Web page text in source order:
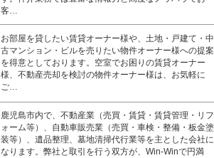
客…
お部屋を貸したい賃貸オーナー様や、土地・戸建て・中
古マンション・ビルを売りたい物件オーナー様への提案
を得意としております。空室でお困りの賃貸オーナー
様、不動産売却を検討の物件オーナー様は、お気軽に
ご…
鹿児島市内で、不動産業（売買・賃貸・賃貸管理・リフ
ォーム等）、自動車販売業（売買・車検・整備・板金塗
装等）、遺品整理、墓地清掃代行業等を主とした会社に
なります。弊社と取引を行う双方が、Win-Winで円満